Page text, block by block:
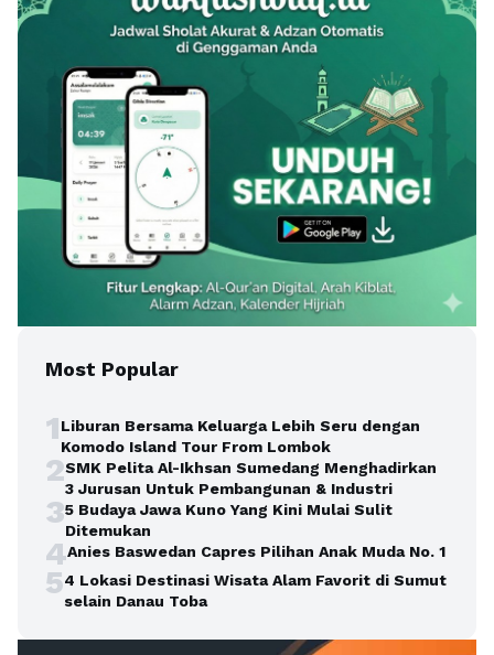
Most Popular
1Liburan Bersama Keluarga Lebih Seru dengan
Komodo Island Tour From Lombok
2SMK Pelita Al-Ikhsan Sumedang Menghadirkan
3 Jurusan Untuk Pembangunan & Industri
35 Budaya Jawa Kuno Yang Kini Mulai Sulit
Ditemukan
4Anies Baswedan Capres Pilihan Anak Muda No. 1
54 Lokasi Destinasi Wisata Alam Favorit di Sumut
selain Danau Toba